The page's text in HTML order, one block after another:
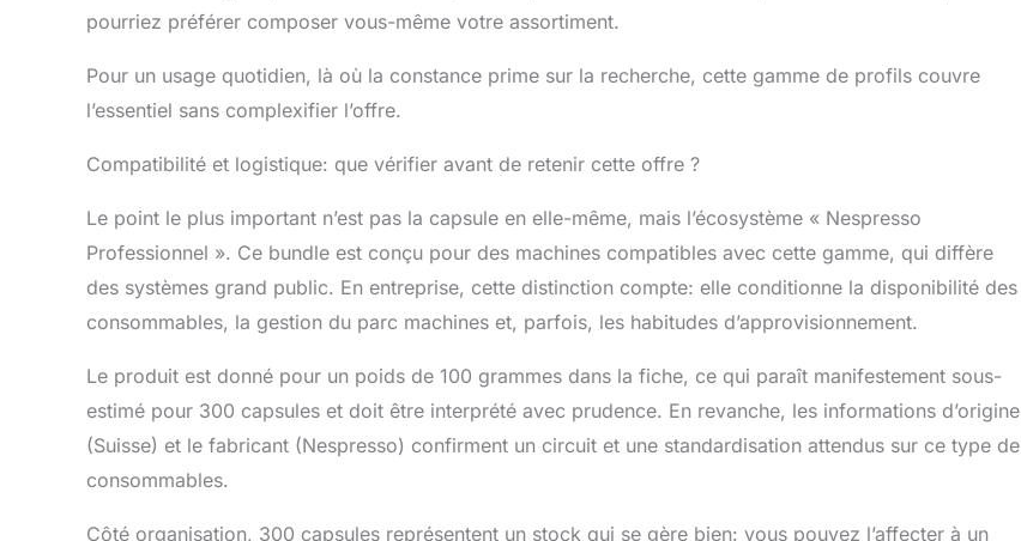
pourriez préférer composer vous-même votre assortiment.
Pour un usage quotidien, là où la constance prime sur la recherche, cette gamme de profils couvre
l’essentiel sans complexifier l’offre.
Compatibilité et logistique: que vérifier avant de retenir cette offre ?
Le point le plus important n’est pas la capsule en elle-même, mais l’écosystème « Nespresso
Professionnel ». Ce bundle est conçu pour des machines compatibles avec cette gamme, qui diffère
des systèmes grand public. En entreprise, cette distinction compte: elle conditionne la disponibilité des
consommables, la gestion du parc machines et, parfois, les habitudes d’approvisionnement.
Le produit est donné pour un poids de 100 grammes dans la fiche, ce qui paraît manifestement sous-
estimé pour 300 capsules et doit être interprété avec prudence. En revanche, les informations d’origine
(Suisse) et le fabricant (Nespresso) confirment un circuit et une standardisation attendus sur ce type de
consommables.
Côté organisation, 300 capsules représentent un stock qui se gère bien: vous pouvez l’affecter à un